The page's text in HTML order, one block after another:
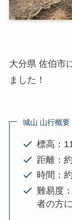
大分県 佐伯市
ました！
城山 山行概要
標高：
距離：
時間：
難易度
者の方